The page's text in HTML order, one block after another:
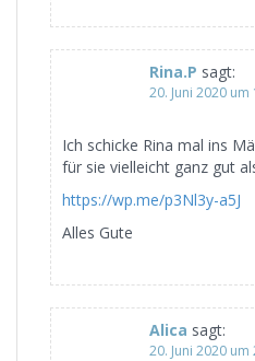
Rina.P sagt:
20. Juni 2020
Ich schicke Rina mal ins
für sie vielleicht ganz gut
https://wp.me/p3Nl3y-a5J
Alles Gute
Alica sagt:
20. Juni 2020